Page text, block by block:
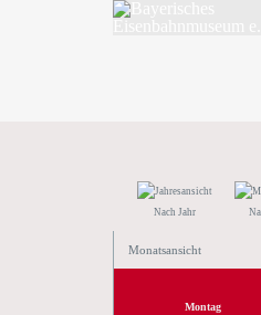
Nach Jahr
Monatsansicht
Montag